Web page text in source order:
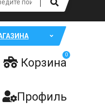
Корзина
0
Профиль